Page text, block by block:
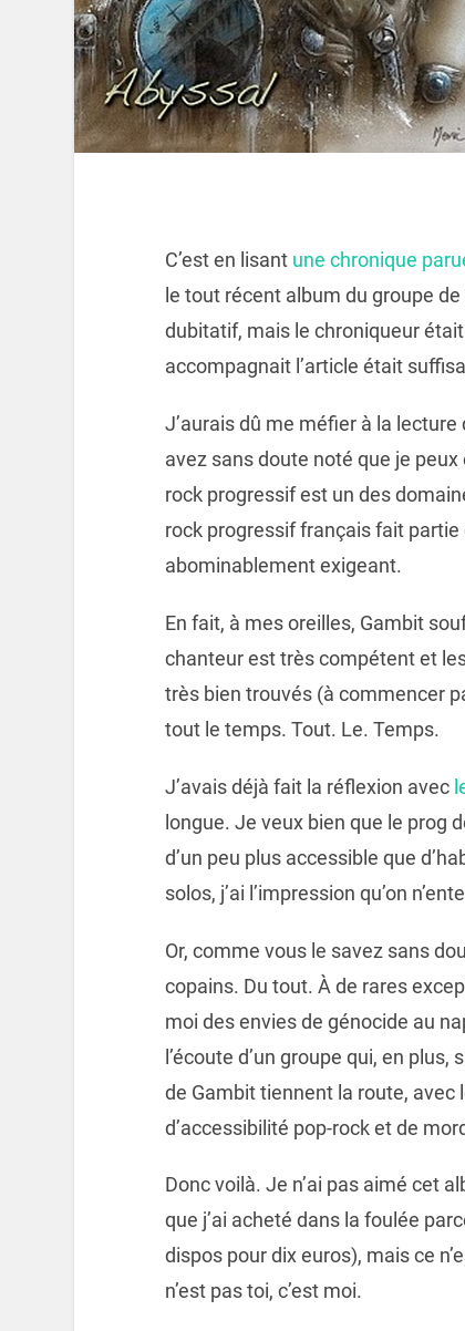
C’est en lisant une chronique
le tout récent album du groupe
dubitatif, mais le chroniqueur
accompagnait l’article était
J’aurais dû me méfier à la
avez sans doute noté que je
rock progressif est un des
rock progressif français fait
abominablement exigeant.
En fait, à mes oreilles, Gambit
chanteur est très compétent et
très bien trouvés (à commencer
tout le temps. Tout. Le. Temps.
J’avais déjà fait la réflexion avec
longue. Je veux bien que le prog
d’un peu plus accessible que
solos, j’ai l’impression qu’on
Or, comme vous le savez sans
copains. Du tout. À de rares
moi des envies de génocide au
l’écoute d’un groupe qui, en
de Gambit tiennent la route,
d’accessibilité pop-rock et de
Donc voilà. Je n’ai pas aimé cet
que j’ai acheté dans la foulée
dispos pour dix euros), mais ce
n’est pas toi, c’est moi.